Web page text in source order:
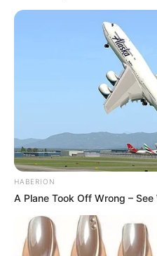
HABERION
A Plane Took Off Wrong –